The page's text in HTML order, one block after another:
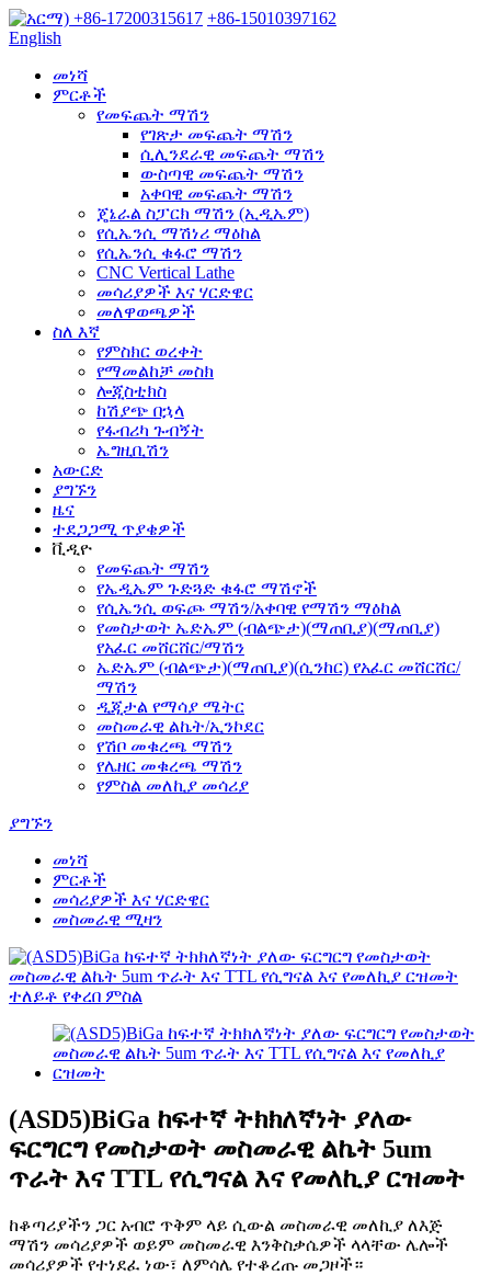
+86-17200315617 +86-15010397162
English
መነሻ
ምርቶች
የመፍጨት ማሽን
የገጽታ መፍጨት ማሽን
ሲሊንደራዊ መፍጨት ማሽን
ውስጣዊ መፍጨት ማሽን
አቀባዊ መፍጨት ማሽን
ጄኔራል ስፓርክ ማሽን (ኢዲኤም)
የሲኤንሲ ማሽነሪ ማዕከል
የሲኤንሲ ቁፋሮ ማሽን
CNC Vertical Lathe
መሳሪያዎች እና ሃርድዌር
መለዋወጫዎች
ስለ እኛ
የምስክር ወረቀት
የማመልከቻ መስክ
ሎጂስቲክስ
ከሽያጭ በኋላ
የፋብሪካ ጉብኝት
ኤግዚቢሽን
አውርድ
ያግኙን
ዜና
ተደጋጋሚ ጥያቄዎች
ቪዲዮ
የመፍጨት ማሽን
የኤዲኤም ጉድጓድ ቁፋሮ ማሽኖች
የሲኤንሲ ወፍጮ ማሽን/አቀባዊ የማሽን ማዕከል
የመስታወት ኤድኤም (ብልጭታ)(ማጠቢያ)(ማጠቢያ)
የአፈር መሸርሸር/ማሽን
ኤድኤም (ብልጭታ)(ማጠቢያ)(ሲንከር) የአፈር መሸርሸር/
ማሽን
ዲጂታል የማሳያ ሜትር
መስመራዊ ልኬት/ኢንኮደር
የሽቦ መቁረጫ ማሽን
የሌዘር መቁረጫ ማሽን
የምስል መለኪያ መሳሪያ
ያግኙን
መነሻ
ምርቶች
መሳሪያዎች እና ሃርድዌር
መስመራዊ ሚዛን
(ASD5)BiGa ከፍተኛ ትክክለኛነት ያለው
ፍርግርግ የመስታወት መስመራዊ ልኬት 5um
ጥራት እና TTL የሲግናል እና የመለኪያ ርዝመት
ከቆጣሪያችን ጋር አብሮ ጥቅም ላይ ሲውል መስመራዊ መለኪያ ለእጅ
ማሽን መሳሪያዎች ወይም መስመራዊ እንቅስቃሴዎች ላላቸው ሌሎች
መሳሪያዎች የተነደፈ ነው፣ ለምሳሌ የተቆረጡ መጋዞች።